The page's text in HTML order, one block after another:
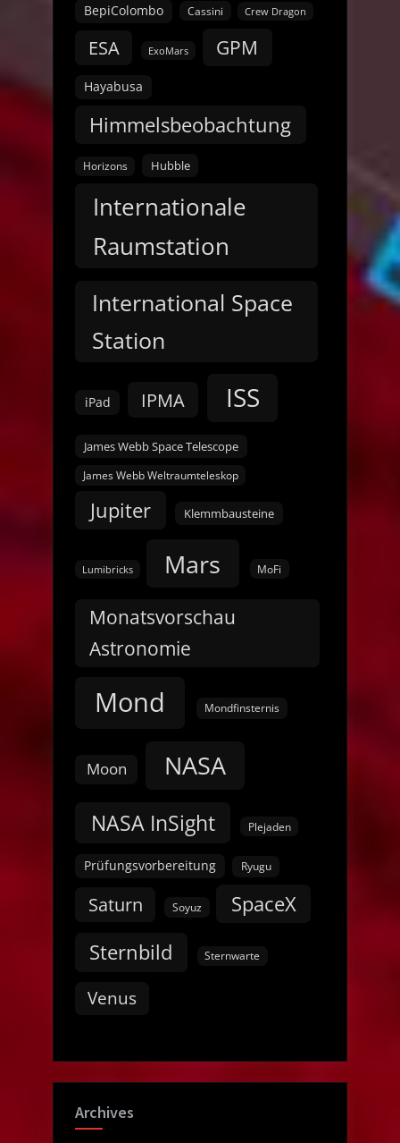
BepiColombo Cassini Crew Dragon
ESA ExoMars GPM
Hayabusa
Himmelsbeobachtung
Horizons Hubble
Internationale
Raumstation
International Space
Station
iPad IPMA ISS
James Webb Space Telescope
James Webb Weltraumteleskop
Jupiter Klemmbausteine
Lumibricks Mars MoFi
Monatsvorschau
Astronomie
Mond Mondfinsternis
Moon NASA
NASA InSight Plejaden
Prüfungsvorbereitung Ryugu
Saturn Soyuz
SpaceX
Sternbild
Sternwarte
Venus
Archives